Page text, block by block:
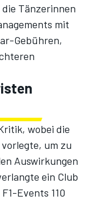
Tänzerinnen
mit
Gebühren,
wobei die
um zu
Auswirkungen
ein Club
Events 110